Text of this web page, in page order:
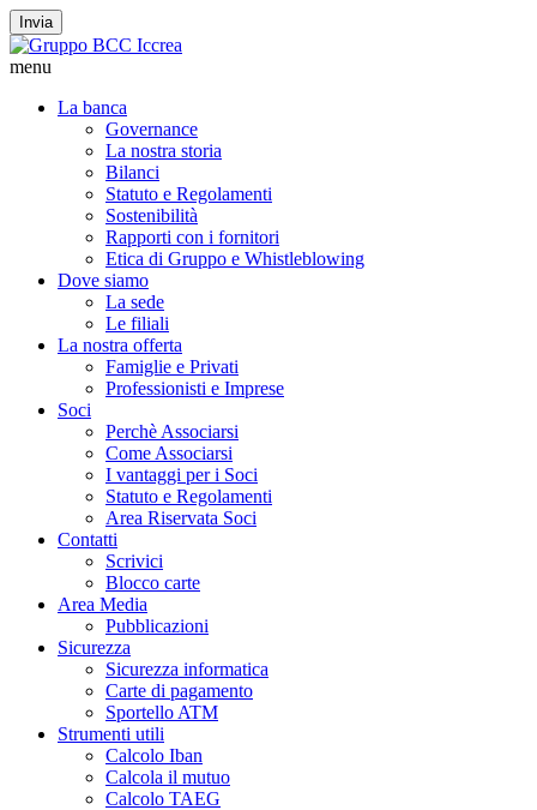
Invia
menu
La banca
Governance
La nostra storia
Bilanci
Statuto e Regolamenti
Sostenibilità
Rapporti con i fornitori
Etica di Gruppo e Whistleblowing
Dove siamo
La sede
Le filiali
La nostra offerta
Famiglie e Privati
Professionisti e Imprese
Soci
Perchè Associarsi
Come Associarsi
I vantaggi per i Soci
Statuto e Regolamenti
Area Riservata Soci
Contatti
Scrivici
Blocco carte
Area Media
Pubblicazioni
Sicurezza
Sicurezza informatica
Carte di pagamento
Sportello ATM
Strumenti utili
Calcolo Iban
Calcola il mutuo
Calcolo TAEG